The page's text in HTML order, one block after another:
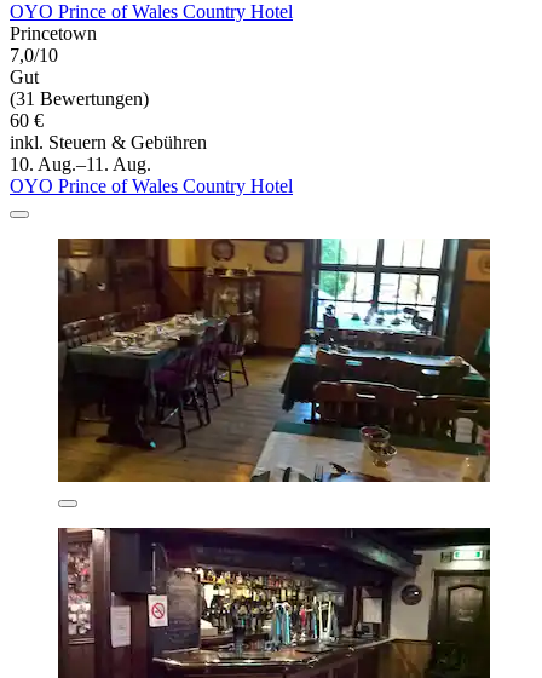
OYO Prince of Wales Country Hotel
Princetown
7,0/10
Gut
(31 Bewertungen)
60 €
inkl. Steuern & Gebühren
10. Aug.–11. Aug.
OYO Prince of Wales Country Hotel